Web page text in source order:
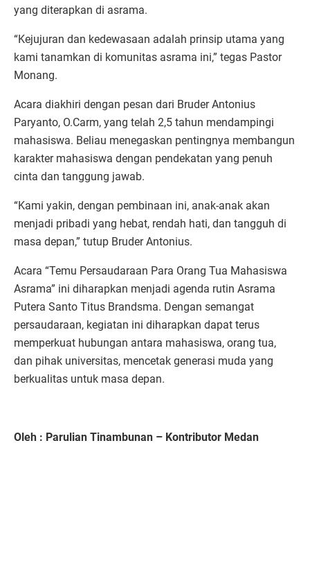
yang diterapkan di asrama.
“Kejujuran dan kedewasaan adalah prinsip utama yang
kami tanamkan di komunitas asrama ini,” tegas Pastor
Monang.
Acara diakhiri dengan pesan dari Bruder Antonius
Paryanto, O.Carm, yang telah 2,5 tahun mendampingi
mahasiswa. Beliau menegaskan pentingnya membangun
karakter mahasiswa dengan pendekatan yang penuh
cinta dan tanggung jawab.
“Kami yakin, dengan pembinaan ini, anak-anak akan
menjadi pribadi yang hebat, rendah hati, dan tangguh di
masa depan,” tutup Bruder Antonius.
Acara “Temu Persaudaraan Para Orang Tua Mahasiswa
Asrama” ini diharapkan menjadi agenda rutin Asrama
Putera Santo Titus Brandsma. Dengan semangat
persaudaraan, kegiatan ini diharapkan dapat terus
memperkuat hubungan antara mahasiswa, orang tua,
dan pihak universitas, mencetak generasi muda yang
berkualitas untuk masa depan.
Oleh : Parulian Tinambunan – Kontributor Medan